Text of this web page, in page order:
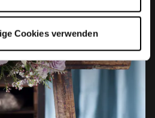
Cookies verwenden